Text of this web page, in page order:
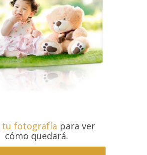
tu fotografía para ver
cómo quedará.